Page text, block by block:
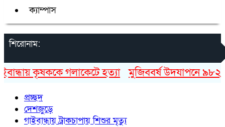
ক্যাম্পাস
শিরোনাম:
কৃষককে গলাকেটে হত্যা মুজিববর্ষ উদযাপনে ৯৮২
প্রচ্ছদ
দেশজুড়ে
গাইবান্ধায় ট্রাকচাপায় শিশুর মৃত্যু